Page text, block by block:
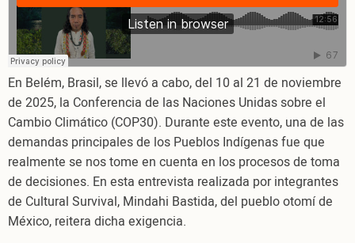
los
Pueblos
Indígenas
-
Mindahi
Bastida
En Belém, Brasil, se llevó a cabo, del 10 al 21 de noviembre
de 2025, la Conferencia de las Naciones Unidas sobre el
Cambio Climático (COP30). Durante este evento, una de las
demandas principales de los Pueblos Indígenas fue que
realmente se nos tome en cuenta en los procesos de toma
de decisiones. En esta entrevista realizada por integrantes
de Cultural Survival, Mindahi Bastida, del pueblo otomí de
México, reitera dicha exigencia.